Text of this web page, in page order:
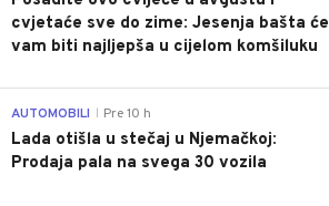
cvjetaće sve do zime: Jesenja bašta će
vam biti najljepša u cijelom komšiluku
AUTOMOBILI Pre 10 h
Lada otišla u stečaj u Njemačkoj:
Prodaja pala na svega 30 vozila